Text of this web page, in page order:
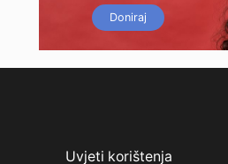
Doniraj
Uvjeti korištenja